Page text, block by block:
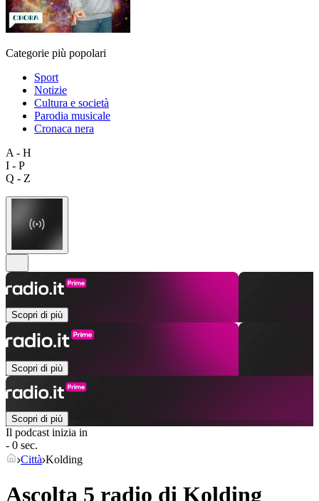
Categorie più popolari
Sport
Notizie
Cultura e società
Parodia musicale
Cronaca nera
A - H
I - P
Q - Z
Scopri di più
Scopri di più
Scopri di più
Il podcast inizia in
- 0 sec.
Città Kolding
Ascolta 5 radio di Kolding